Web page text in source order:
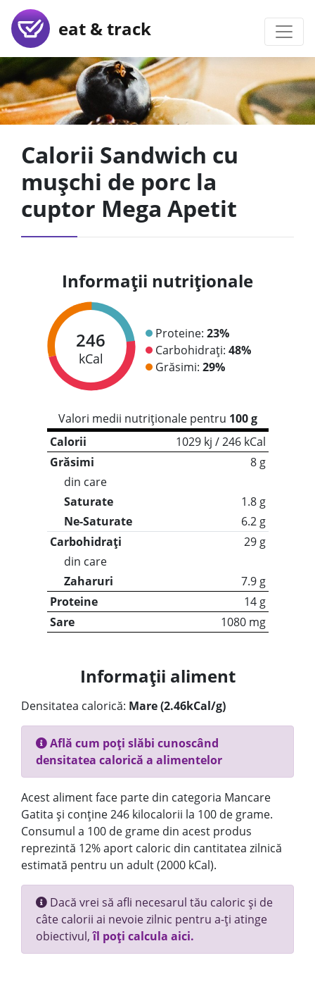
eat & track
Calorii Sandwich cu
mușchi de porc la
cuptor Mega Apetit
Informații nutriționale
246
kCal
Proteine: 23%
Carbohidrați: 48%
Grăsimi: 29%
Valori medii nutriționale pentru 100 g
Calorii
1029 kj / 246 kCal
Grăsimi
8 g
din care
Saturate
1.8 g
Ne-Saturate
6.2 g
Carbohidrați
29 g
din care
Zaharuri
7.9 g
Proteine
14 g
Sare
1080 mg
Informații aliment
Densitatea calorică: Mare (2.46kCal/g)
Află cum poți slăbi cunoscând
densitatea calorică a alimentelor
Acest aliment face parte din categoria Mancare
Gatita și conține 246 kilocalorii la 100 de grame.
Consumul a 100 de grame din acest produs
reprezintă 12% aport caloric din cantitatea zilnică
estimată pentru un adult (2000 kCal).
Dacă vrei să afli necesarul tău caloric și de
câte calorii ai nevoie zilnic pentru a-ți atinge
obiectivul,îl poți calcula aici.